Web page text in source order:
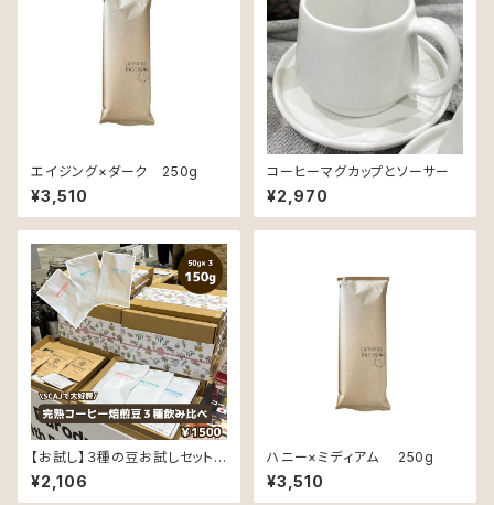
エイジング×ダーク 250g
¥3,510
コーヒーマグカップとソーサー
¥2,970
【お試し】３種の豆お試しセット
（同じ豆で、精製と焙煎でこんな
に変わる！！）各50ｇ
¥2,106
ハニー×ミディアム 250g
¥3,510